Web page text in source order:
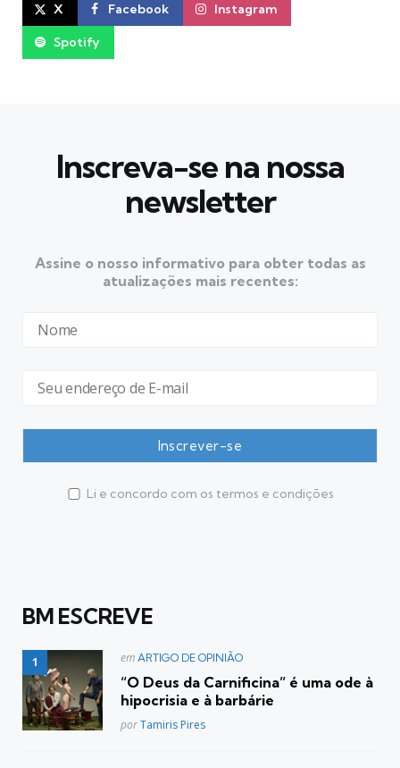
X Facebook Instagram
Spotify
Inscreva-se na nossa
newsletter
Assine o nosso informativo para obter todas as
atualizações mais recentes:
Li e concordo com os termos e condições
BM ESCREVE
Postado
em
em ARTIGO DE OPINIÃO
“O Deus da Carnificina” é uma ode à
hipocrisia e à barbárie
Posted
porTamiris Pires